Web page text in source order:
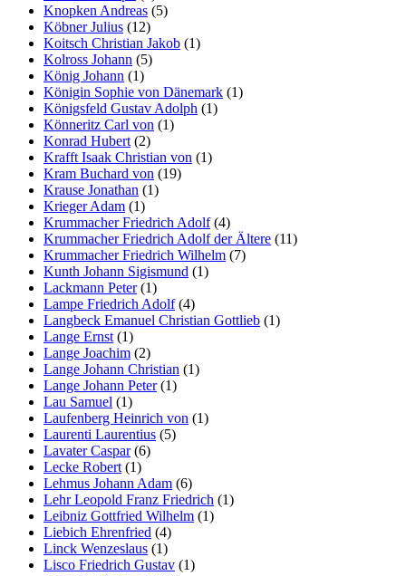
Knopken Andreas (5)
Köbner Julius (12)
Koitsch Christian Jakob (1)
Kolross Johann (5)
König Johann (1)
Königin Sophie von Dänemark (1)
Königsfeld Gustav Adolph (1)
Könneritz Carl von (1)
Konrad Hubert(2)
Krafft Isaak Christian von (1)
Kram Buchard von (19)
Krause Jonathan (1)
Krieger Adam (1)
Krummacher Friedrich Adolf(4)
Krummacher Friedrich Adolf der Ältere (11)
Krummacher Friedrich Wilhelm (7)
Kunth Johann Sigismund (1)
Lackmann Peter(1)
Lampe Friedrich Adolf(4)
Langbeck Emanuel Christian Gottlieb (1)
Lange Ernst(1)
Lange Joachim (2)
Lange Johann Christian (1)
Lange Johann Peter(1)
Lau Samuel (1)
Laufenberg Heinrich von (1)
Laurenti Laurentius (5)
Lavater Caspar(6)
Lecke Robert(1)
Lehmus Johann Adam (6)
Lehr Leopold Franz Friedrich (1)
Leibniz Gottfried Wilhelm (1)
Liebich Ehrenfried (4)
Linck Wenzeslaus (1)
Lisco Friedrich Gustav (1)